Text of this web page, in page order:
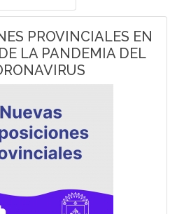
PROVINCIALES EN
LA PANDEMIA DEL